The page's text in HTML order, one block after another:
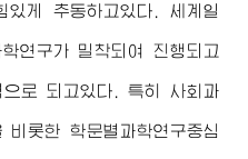
게 추동하고있다. 세계일
연구가 밀착되여 진행되고
로 되고있다. 특히 사회과
비롯한 학문별과학연구중심